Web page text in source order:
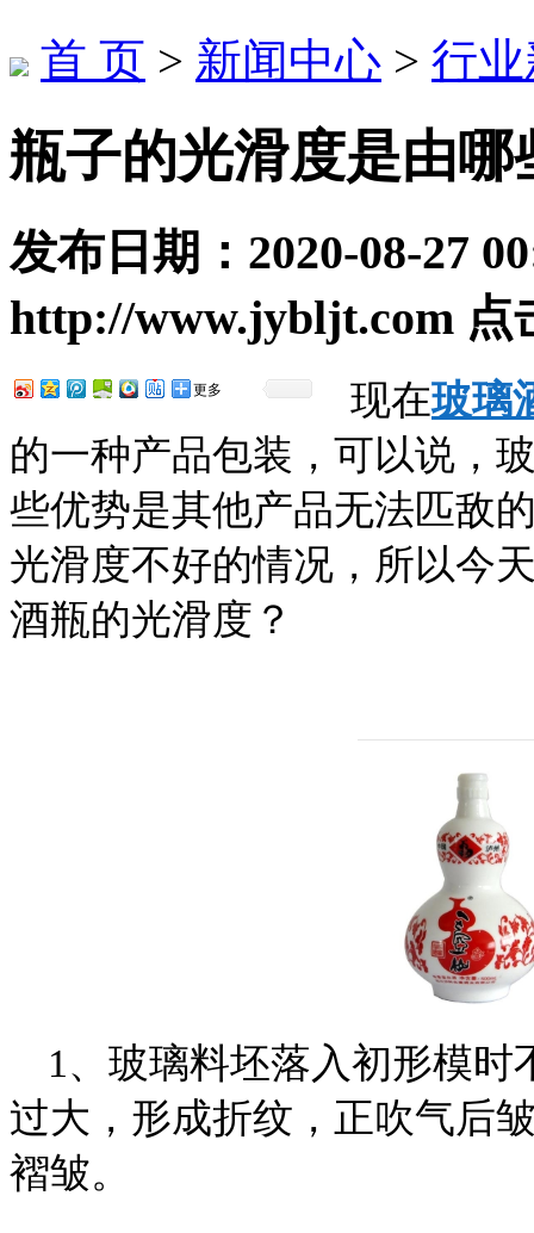
首 页 > 新闻中心 > 行
瓶子的光滑度是由哪
发布日期： 2020-08-27
http://www.jybljt.com 点
更多 现在玻璃
的一种产品包装，可以说，
些优势是其他产品无法匹敌
光滑度不好的情况，所以今
酒瓶的光滑度？
1、玻璃料坯落入初形模
过大，形成折纹，正吹气后
褶皱。